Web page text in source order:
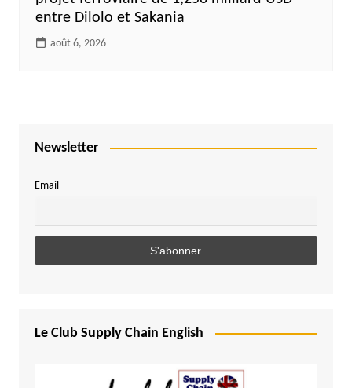
entre Dilolo et Sakania
août 6, 2026
Newsletter
Email
Le Club Supply Chain English